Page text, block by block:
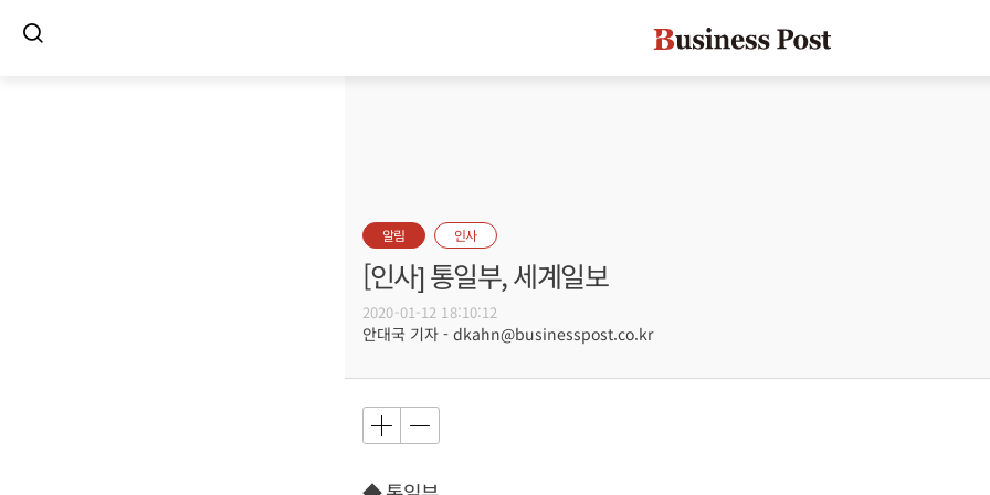
알림 인사
[인사] 통일부, 세계일보
2020-01-12 18:10:12
안대국 기자 - dkahn@businesspost.co.kr